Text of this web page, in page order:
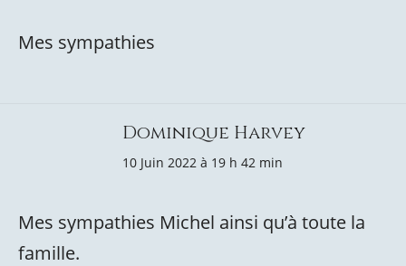
Mes sympathies
Dominique Harvey
10 Juin 2022 à 19 h 42 min
Mes sympathies Michel ainsi qu’à toute la
famille.